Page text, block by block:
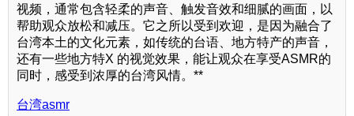
视频，通常包含轻柔的声音、触发音效和细腻的画面，以
帮助观众放松和减压。它之所以受到欢迎，是因为融合了
台湾本土的文化元素，如传统的台语、地方特产的声音，
还有一些地方特X 的视觉效果，能让观众在享受ASMR的
同时，感受到浓厚的台湾风情。**
台湾asmr